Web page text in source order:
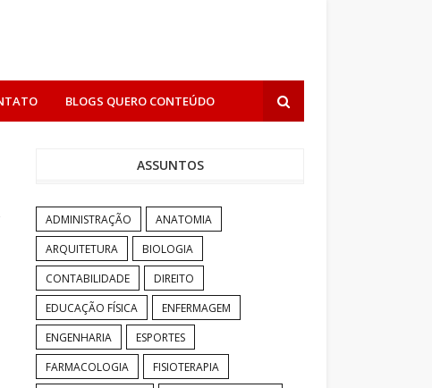
BLOGS QUERO CONTEÚDO
ASSUNTOS
ADMINISTRAÇÃO
ANATOMIA
ARQUITETURA
BIOLOGIA
CONTABILIDADE
DIREITO
EDUCAÇÃO FÍSICA
ENFERMAGEM
ENGENHARIA
ESPORTES
FARMACOLOGIA
FISIOTERAPIA